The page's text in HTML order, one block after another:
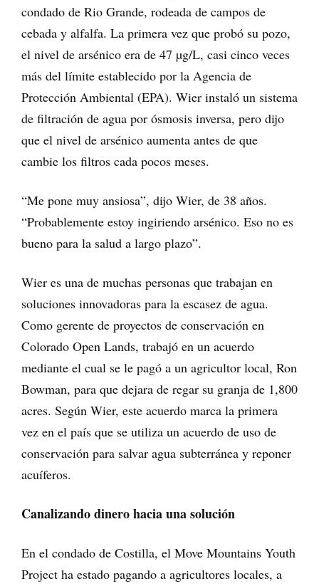
condado de Rio Grande, rodeada de campos de
cebada y alfalfa. La primera vez que probó su pozo,
el nivel de arsénico era de 47 µg/L, casi cinco veces
más del límite establecido por la Agencia de
Protección Ambiental (EPA). Wier instaló un sistema
de filtración de agua por ósmosis inversa, pero dijo
que el nivel de arsénico aumenta antes de que
cambie los filtros cada pocos meses.
“Me pone muy ansiosa”, dijo Wier, de 38 años.
“Probablemente estoy ingiriendo arsénico. Eso no es
bueno para la salud a largo plazo”.
Wier es una de muchas personas que trabajan en
soluciones innovadoras para la escasez de agua.
Como gerente de proyectos de conservación en
Colorado Open Lands, trabajó en un acuerdo
mediante el cual se le pagó a un agricultor local, Ron
Bowman, para que dejara de regar su granja de 1,800
acres. Según Wier, este acuerdo marca la primera
vez en el país que se utiliza un acuerdo de uso de
conservación para salvar agua subterránea y reponer
acuíferos.
Canalizando dinero hacia una solución
En el condado de Costilla, el Move Mountains Youth
Project ha estado pagando a agricultores locales, a